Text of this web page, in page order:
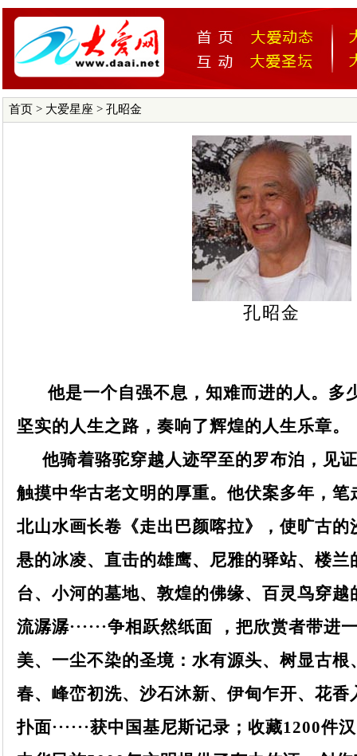
首页 > 大爱星座 > 孔昭金
孔昭金
他是一个自强不息，知难而进的人。多
坚实的人生之路，奏响了辉煌的人生乐章。
他骑着骆驼穿越人迹罕至的罗布泊，见
触摸中华古老文明的厚重。他伏案多年，笔
北山水画长卷《走出巴颜喀拉》，使旷古的
悬的冰凌、直击的雄鹰、尼雅的驿站、楼兰
台、小河的墓地、敦煌的佛缘、百灵鸟穿
流潺潺······争相跃然纸面 ，把欣赏者带进
美、一尘不染的圣境：水有源头、树显古根
春、峰峦初洗、沙石沐新、伊甸乍开、花香
扑面······获中国基尼斯记录；收藏1200件